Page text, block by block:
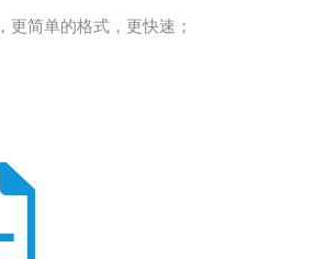
，更简单的格式，更快速；